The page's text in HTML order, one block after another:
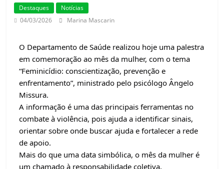
Destaques
Notícias
04/03/2026
Marina Mascarin
O Departamento de Saúde realizou hoje uma palestra
em comemoração ao mês da mulher, com o tema
“Feminicídio: conscientização, prevenção e
enfrentamento”, ministrado pelo psicólogo Ângelo
Missura.
A informação é uma das principais ferramentas no
combate à violência, pois ajuda a identificar sinais,
orientar sobre onde buscar ajuda e fortalecer a rede
de apoio.
Mais do que uma data simbólica, o mês da mulher é
um chamado à responsabilidade coletiva,